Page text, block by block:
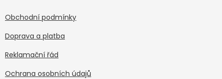
Obchodní podmínky
Doprava a platba
Reklamační řád
Ochrana osobních údajů